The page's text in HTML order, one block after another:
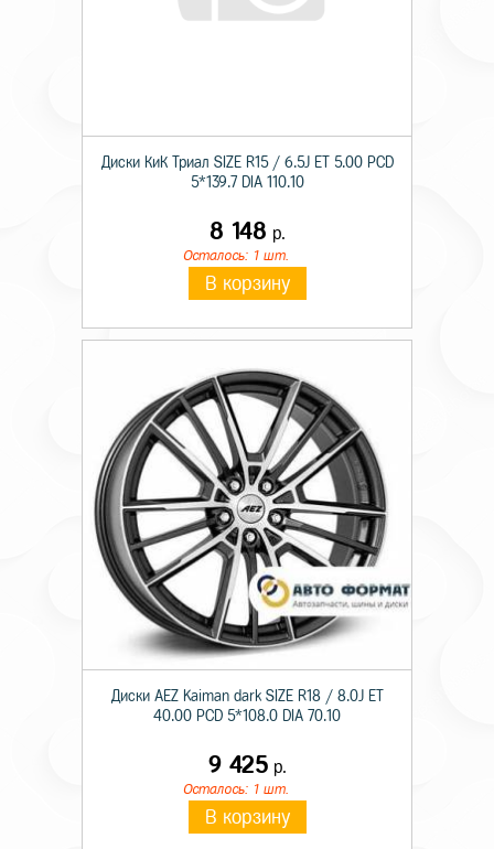
Диски КиК Триал SIZE R15 / 6.5J ET 5.00 PCD
5*139.7 DIA 110.10
8 148 р.
Осталось: 1 шт.
В корзину
Диски AEZ Kaiman dark SIZE R18 / 8.0J ET
40.00 PCD 5*108.0 DIA 70.10
9 425р.
Осталось: 1 шт.
В корзину